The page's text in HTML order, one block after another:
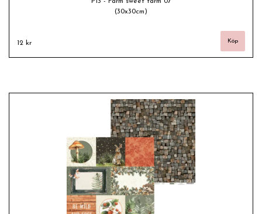
(30x30cm)
12 kr